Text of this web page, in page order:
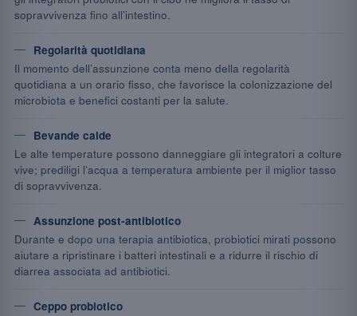
sopravvivenza fino all’intestino.
Regolarità quotidiana
Il momento dell’assunzione conta meno della regolarità
quotidiana a un orario fisso, che favorisce la colonizzazione del
microbiota e benefici costanti per la salute.
Bevande calde
Le alte temperature possono danneggiare gli integratori a colture
vive; prediligi l’acqua a temperatura ambiente per il miglior tasso
di sopravvivenza.
Assunzione post-antibiotico
Durante e dopo una terapia antibiotica, probiotici mirati possono
aiutare a ripristinare i batteri intestinali e a ridurre il rischio di
diarrea associata ad antibiotici.
Ceppo probiotico